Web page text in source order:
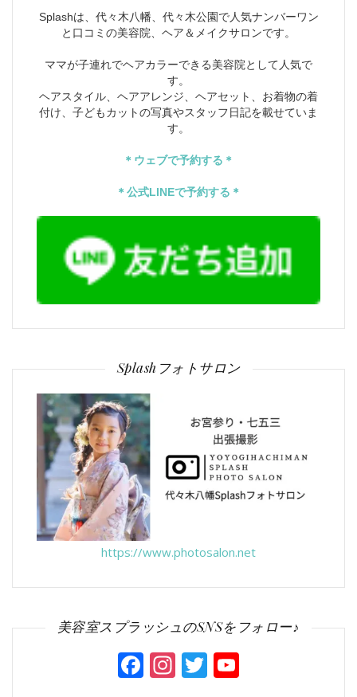
Splashは、代々木八幡、代々木公園で人気ナンバーワン
と口コミの美容院、ヘア＆メイクサロンです。
ママが子連れでヘアカラーできる美容院として人気で
す。
ヘアスタイル、ヘアアレンジ、ヘアセット、お着物の着
付け、子どもカットの写真やスタッフ日記を載せていま
す。
＊ウェブで予約する＊
＊公式LINEで予約する＊
Splashフォトサロン
https://www.photosalon.net
美容室スプラッシュのSNSをフォロー♪
Facebook
Instagram
Twitter